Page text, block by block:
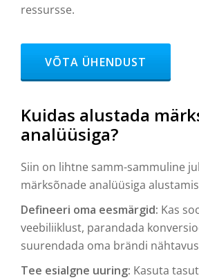
ressursse.
HEADER BUTTON
VÕTA ÜHENDUST
Kuidas alustada
analüüsiga?
Siin on lihtne samm-sammuline
märksõnade analüüsiga
Defineeri oma eesmärgid: Kas
veebiliiklust, parandada
suurendada oma brändi
Tee esialgne uuring: Kasuta